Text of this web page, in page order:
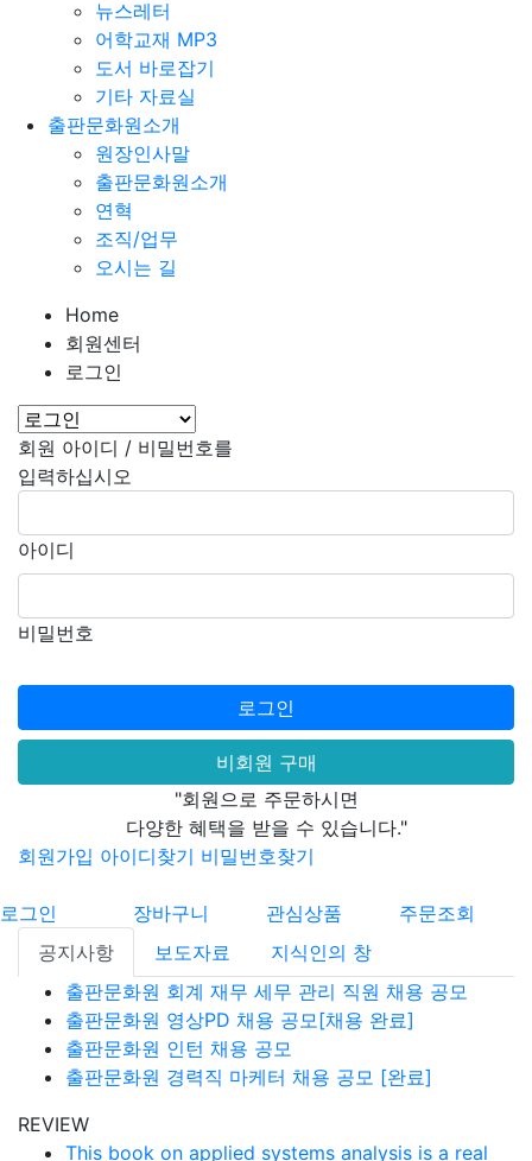
뉴스레터
어학교재 MP3
도서 바로잡기
기타 자료실
출판문화원소개
원장인사말
출판문화원소개
연혁
조직/업무
오시는 길
Home
회원센터
로그인
회원 아이디 / 비밀번호를
입력하십시오
아이디
비밀번호
로그인
비회원 구매
"회원으로 주문하시면
다양한 혜택을 받을 수 있습니다."
회원가입 아이디찾기 비밀번호찾기
로그인 장바구니 관심상품
주문조회
공지사항
보도자료
지식인의 창
출판문화원 회계 재무 세무 관리 직원 채용 공모
출판문화원 영상PD 채용 공모[채용 완료]
출판문화원 인턴 채용 공모
출판문화원 경력직 마케터 채용 공모 [완료]
REVIEW
This book on applied systems analysis is a real